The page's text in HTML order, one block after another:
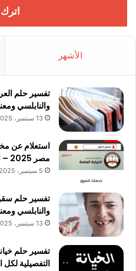
الأشهر
تفسير حلم
والنابلسي
13 سبتمبر، 2025
استعلام عن
مصر 2025 – الدليل الشامل
5 سبتمبر، 2025
تفسير حلم
والنابلسي
13 سبتمبر، 2025
تفسير حلم
التفصيلية لكل